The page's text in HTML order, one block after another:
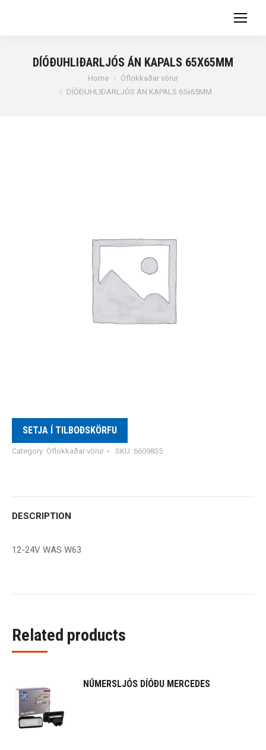
DÍÓÐUHLIÐARLJÓS ÁN KAPALS 65X65MM
Home
Óflokkaðar vörur
DÍÓÐUHLIÐARLJÓS ÁN KAPALS 65x65MM
SETJA Í TILBOÐSKÖRFU
Category: Óflokkaðar vörur SKU: 6609835
DESCRIPTION
12-24V WAS W63
Related products
NÚMERSLJÓS DÍÓÐU MERCEDES